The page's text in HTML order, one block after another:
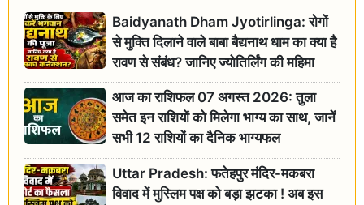
Baidyanath Dham Jyotirlinga: रोगों
से मुक्ति दिलाने वाले बाबा बैद्यनाथ धाम का क्या है
रावण से संबंध? जानिए ज्योतिर्लिंग की महिमा
आज का राशिफल 07 अगस्त 2026: तुला
समेत इन राशियों को मिलेगा भाग्य का साथ, जानें
सभी 12 राशियों का दैनिक भाग्यफल
Uttar Pradesh: फतेहपुर मंदिर-मकबरा
विवाद में मुस्लिम पक्ष को बड़ा झटका ! अब इस